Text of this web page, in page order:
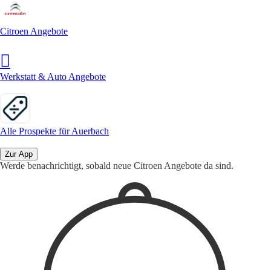
Citroen Angebote
Werkstatt & Auto Angebote
Alle Prospekte für Auerbach
Zur App
Werde benachrichtigt, sobald neue Citroen Angebote da sind.